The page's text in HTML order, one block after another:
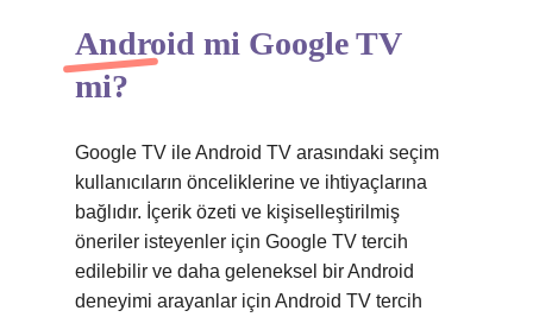
Android mi Google TV
mi?
Google TV ile Android TV arasındaki seçim
kullanıcıların önceliklerine ve ihtiyaçlarına
bağlıdır. İçerik özeti ve kişiselleştirilmiş
öneriler isteyenler için Google TV tercih
edilebilir ve daha geleneksel bir Android
deneyimi arayanlar için Android TV tercih